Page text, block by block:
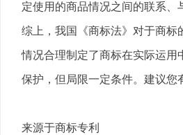
定使用的商品情况之间的联系
综上，我国《商标法》对于商标
情况合理制定了商标在实际运用
保护，但局限一定条件。建议您
来源于商标专利